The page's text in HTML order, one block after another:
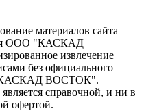
материалов сайта
ООО "КАСКАД
извлечение
без официального
"КАСКАД ВОСТОК".
справочной, и ни в
офертой.